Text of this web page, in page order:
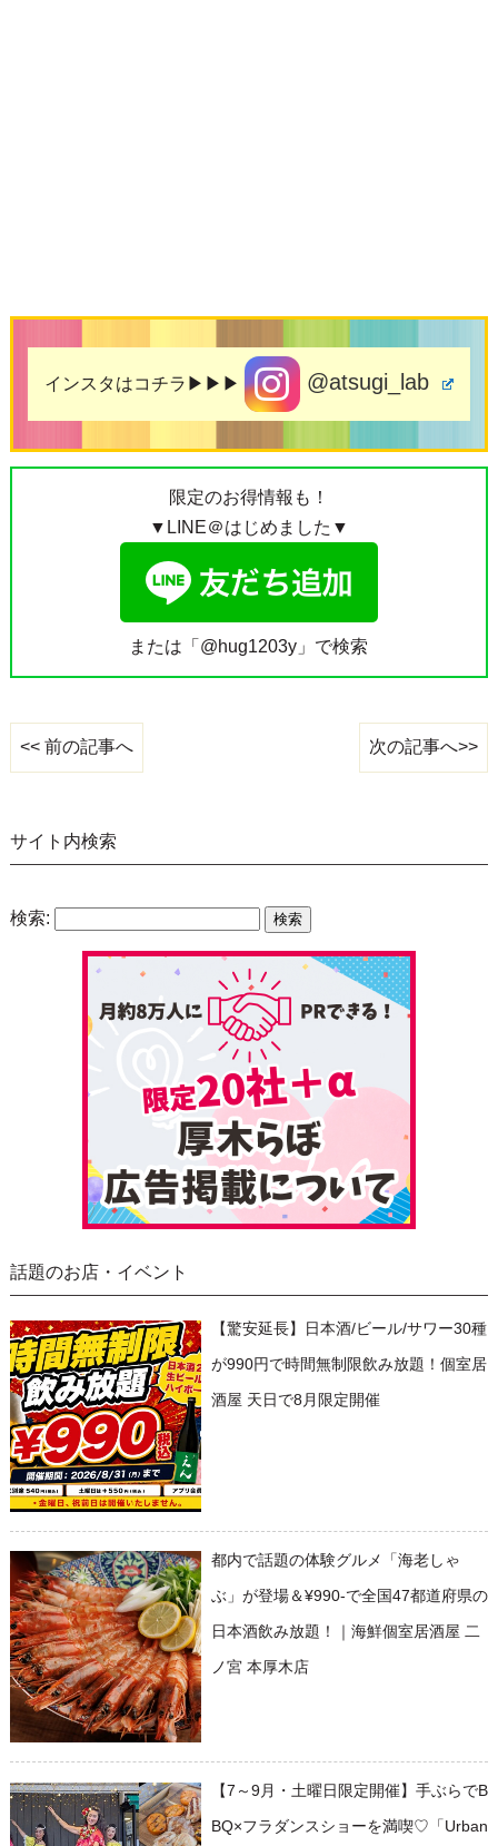
インスタはコチラ▶▶▶ @atsugi_lab
限定のお得情報も！
▼LINE＠はじめました▼
または「@hug1203y」で検索
<< 前の記事へ 次の記事へ>>
サイト内検索
検索:
話題のお店・イベント
【驚安延長】日本酒/ビール/サワー30種
が990円で時間無制限飲み放題！個室居
酒屋 天日で8月限定開催
都内で話題の体験グルメ「海老しゃ
ぶ」が登場＆¥990-で全国47都道府県の
日本酒飲み放題！｜海鮮個室居酒屋 二
ノ宮 本厚木店
【7～9月・土曜日限定開催】手ぶらでB
BQ×フラダンスショーを満喫♡「Urban